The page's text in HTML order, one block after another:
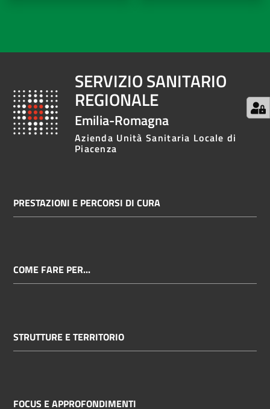
SERVIZIO SANITARIO
REGIONALE
Emilia-Romagna
Azienda Unità Sanitaria Locale di
Piacenza
PRESTAZIONI E PERCORSI DI CURA
COME FARE PER...
STRUTTURE E TERRITORIO
FOCUS E APPROFONDIMENTI